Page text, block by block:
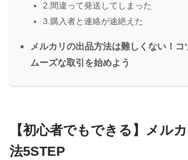
2.間違って発送してしまった
3.購入者と連絡が途絶えた
メルカリの出品方法は難しくない！コ
ムーズな取引を始めよう
【初心者でもできる】メル
法5STEP